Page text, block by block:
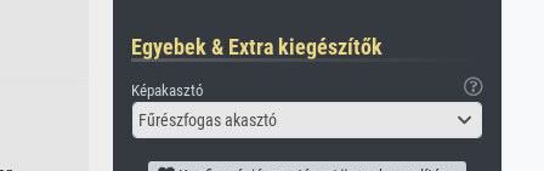
Egyebek & Extra kiegészítők
Képakasztó
Fűrészfogas akasztó